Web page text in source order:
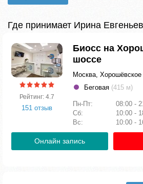
Где принимает Ирина
Рейтинг: 4.7
151 отзыв
Биосс на
шоссе
Москва,
Беговая (415 м)
Пн-Пт:
08:00 -
Сб:
10:00 -
Вс:
10:00 -
Онлайн запись